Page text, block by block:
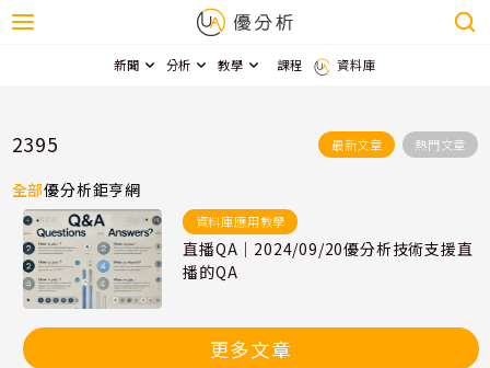
新聞 分析 教學 課程 資料庫
2395 最新文章 熱門文章
全部優分析鉅亨網
資料庫應用教學
直播QA｜2024/09/20優分析技術支援直
播的QA
更多文章